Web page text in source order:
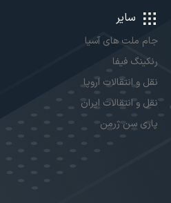
سایر
جام ملت های آسیا
رنکینگ فیفا
نقل و انتقالات اروپا
نقل و انتقالات ایران
پاری سن ژرمن